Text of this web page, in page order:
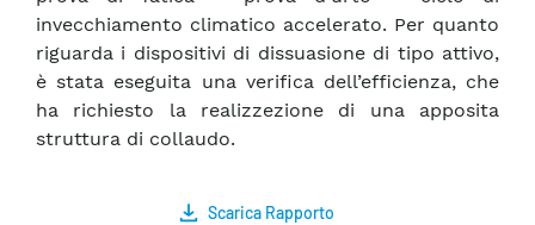
invecchiamento climatico accelerato. Per quanto
riguarda i dispositivi di dissuasione di tipo attivo,
è stata eseguita una verifica dell’efficienza, che
ha richiesto la realizzezione di una apposita
struttura di collaudo.
Scarica Rapporto